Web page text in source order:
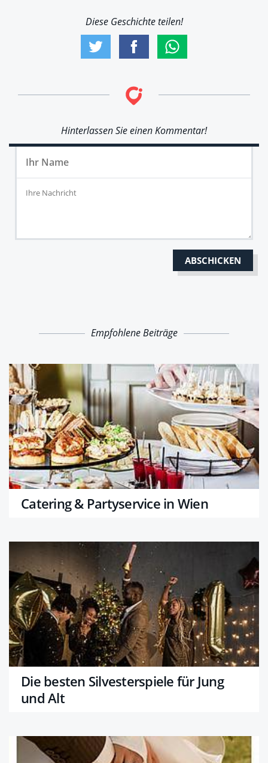
Diese Geschichte teilen!
Hinterlassen Sie einen Kommentar!
Empfohlene Beiträge
Catering & Partyservice in Wien
Die besten Silvesterspiele für Jung
und Alt